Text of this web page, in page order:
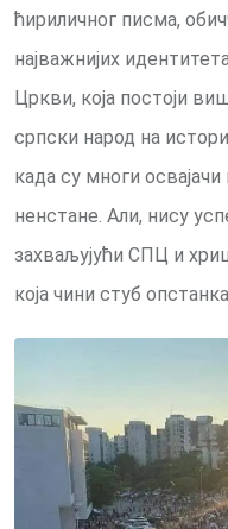
ћириличног писма,
најважнијих
Цркви, која постоји
српски народ на
када су многи
ненстане. Али, нису
захваљујући СПЦ и
која чини стуб